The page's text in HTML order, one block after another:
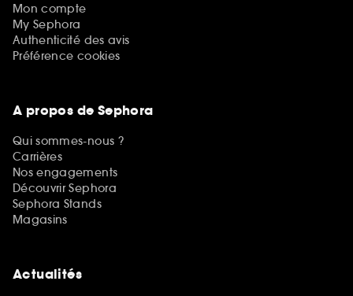
Mon compte
My Sephora
Authenticité des avis
Préférence cookies
A propos de Sephora
Qui sommes-nous ?
Carrières
Nos engagements
Découvrir Sephora
Sephora Stands
Magasins
Actualités